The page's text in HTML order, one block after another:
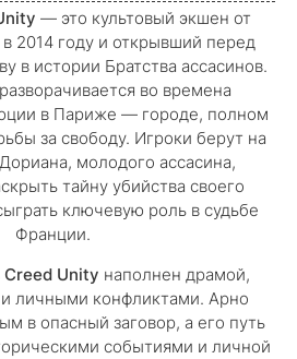
— это культовый экшен от
2014 году и открывший перед
в истории Братства ассасинов.
во времена
в Париже — городе, полном
за свободу. Игроки берут на
молодого ассасина,
тайну убийства своего
ключевую роль в судьбе
Франции.
Unity наполнен драмой,
личными конфликтами. Арно
в опасный заговор, а его путь
событиями и личной